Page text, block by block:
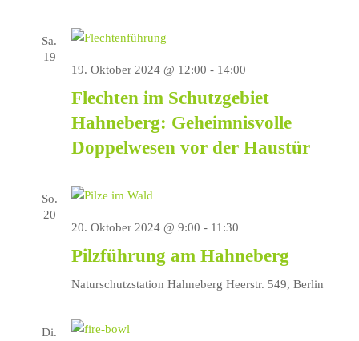
Sa.
19
19. Oktober 2024 @ 12:00 - 14:00
Flechten im Schutzgebiet
Hahneberg: Geheimnisvolle
Doppelwesen vor der Haustür
So.
20
20. Oktober 2024 @ 9:00 - 11:30
Pilzführung am Hahneberg
Naturschutzstation Hahneberg Heerstr. 549, Berlin
Di.